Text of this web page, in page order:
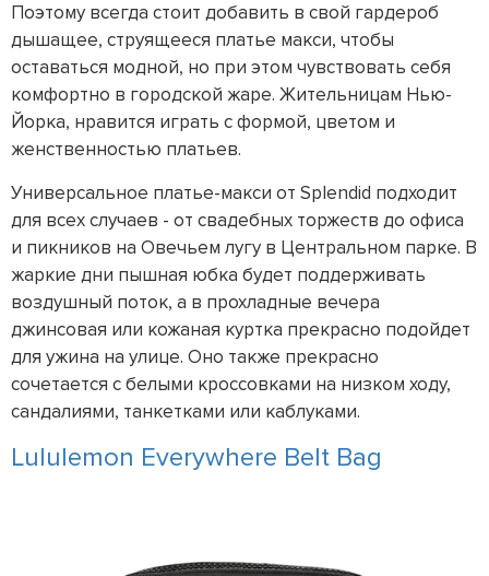
Поэтому всегда стоит добавить в свой гардероб
дышащее, струящееся платье макси, чтобы
оставаться модной, но при этом чувствовать себя
комфортно в городской жаре. Жительницам Нью-
Йорка, нравится играть с формой, цветом и
женственностью платьев.
Универсальное платье-макси от Splendid подходит
для всех случаев - от свадебных торжеств до офиса
и пикников на Овечьем лугу в Центральном парке. В
жаркие дни пышная юбка будет поддерживать
воздушный поток, а в прохладные вечера
джинсовая или кожаная куртка прекрасно подойдет
для ужина на улице. Оно также прекрасно
сочетается с белыми кроссовками на низком ходу,
сандалиями, танкетками или каблуками.
Lululemon Everywhere Belt Bag